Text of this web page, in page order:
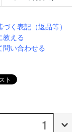
く表記（返品等）
教える
問い合わせる